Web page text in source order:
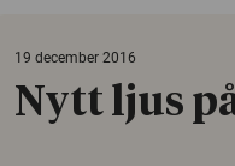
19 december 2016
Nytt ljus